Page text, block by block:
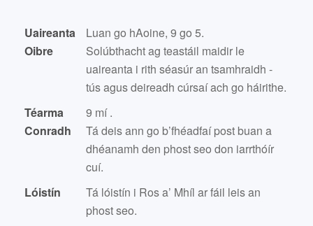
Uaireanta
Oibre
Luan go hAoine, 9 go 5.
Solúbthacht ag teastáil maidir le
uaireanta i rith séasúr an tsamhraidh -
tús agus deireadh cúrsaí ach go háirithe.
Téarma
Conradh
9 mí .
Tá deis ann go b’fhéadfaí post buan a
dhéanamh den phost seo don iarrthóír
cuí.
Lóistín
Tá lóistín i Ros a’ Mhíl ar fáil leis an
phost seo.